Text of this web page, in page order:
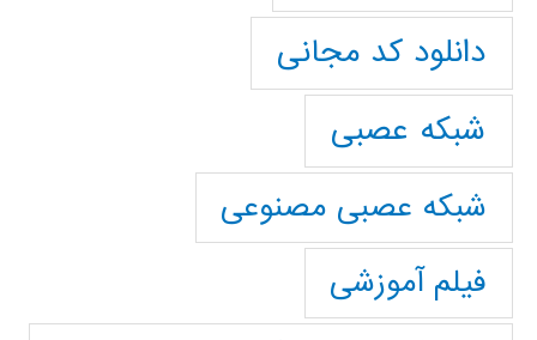
دانلود کد مجانی
شبکه عصبی
شبکه عصبی مصنوعی
فیلم آموزشی